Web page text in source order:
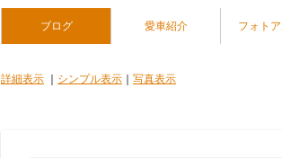
ブログ 愛車紹介 フォト
詳細表示 シンプル表示 写真表示